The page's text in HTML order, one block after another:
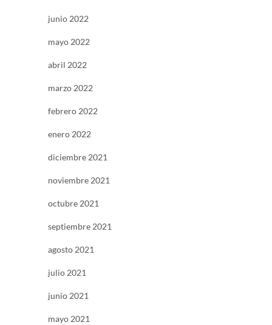
junio 2022
mayo 2022
abril 2022
marzo 2022
febrero 2022
enero 2022
diciembre 2021
noviembre 2021
octubre 2021
septiembre 2021
agosto 2021
julio 2021
junio 2021
mayo 2021